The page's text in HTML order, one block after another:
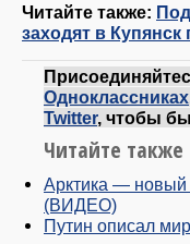
Читайте также:
заходят в
Одноклассниках
Twitter, чтобы
Читайте также
Арктика — новый
(ВИДЕО)
Путин описал